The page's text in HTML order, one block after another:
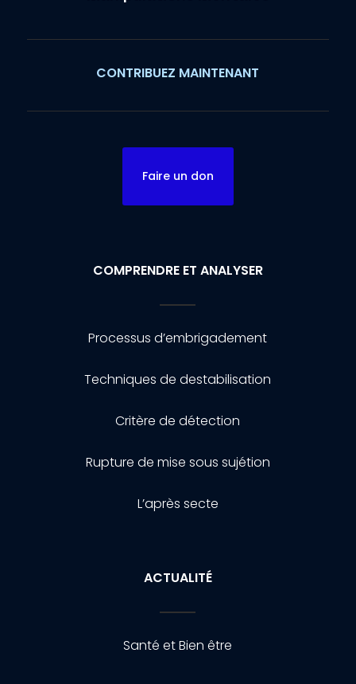
CONTRIBUEZ MAINTENANT
Faire un don
COMPRENDRE ET ANALYSER
Processus d’embrigadement
Techniques de destabilisation
Critère de détection
Rupture de mise sous sujétion
L’après secte
ACTUALITÉ
Santé et Bien être